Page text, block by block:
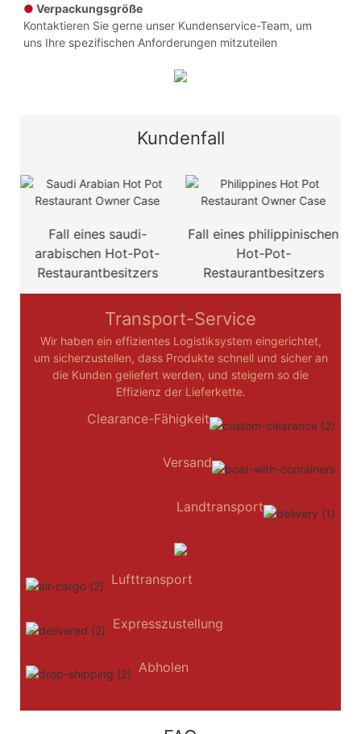
●Verpackungsgröße
Kontaktieren Sie gerne unser Kundenservice-Team, um
uns Ihre spezifischen Anforderungen mitzuteilen
Kundenfall
Fall eines saudi-
arabischen Hot-Pot-
Restaurantbesitzers
Fall eines philippinischen
Hot-Pot-
Restaurantbesitzers
Transport-Service
Wir haben ein effizientes Logistiksystem eingerichtet,
um sicherzustellen, dass Produkte schnell und sicher an
die Kunden geliefert werden, und steigern so die
Effizienz der Lieferkette.
Clearance-Fähigkeit
Versand
Landtransport
Lufttransport
Expresszustellung
Abholen